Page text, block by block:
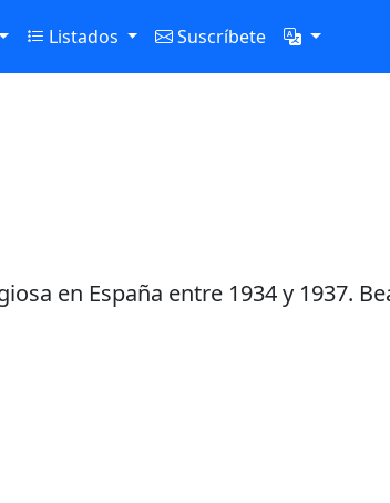
Listados Suscríbete
en España entre 1934 y 1937.